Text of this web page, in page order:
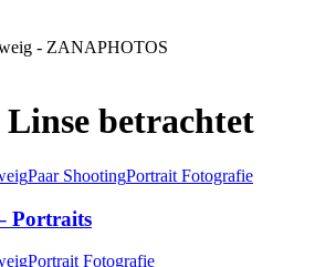
betrachtet
Paar ShootingPortrait Fotografie
Portraits
Portrait Fotografie